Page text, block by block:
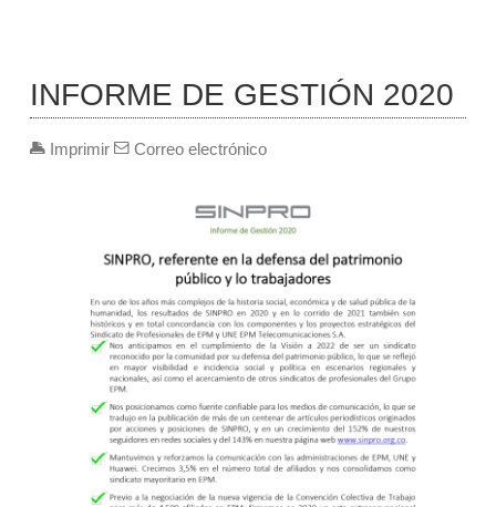
INFORME DE GESTIÓN 2020
Imprimir Correo electrónico